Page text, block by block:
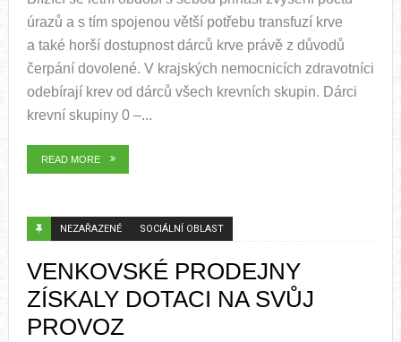
úrazů a s tím spojenou větší potřebu transfuzí krve
a také horší dostupnost dárců krve právě z důvodů
čerpání dovolené. V krajských nemocnicích zdravotníci
odebírají krev od dárců všech krevních skupin. Dárci
krevní skupiny 0 –...
READ MORE
NEZAŘAZENÉ SOCIÁLNÍ OBLAST
VENKOVSKÉ PRODEJNY
ZÍSKALY DOTACI NA SVŮJ
PROVOZ